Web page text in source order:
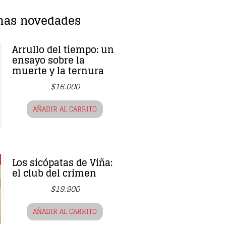
novedades
Arrullo del tiempo: un
ensayo sobre la
muerte y la ternura
$16.000
AÑADIR AL CARRITO
Los sicópatas de Viña:
el club del crimen
$19.900
AÑADIR AL CARRITO